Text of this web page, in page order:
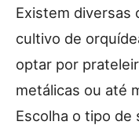
Existem diversas
cultivo de
optar por
metálicas ou até
Escolha o tipo